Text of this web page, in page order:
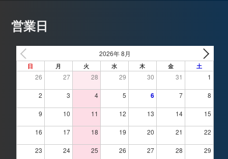
営業日
2026年 8月
日 月 火 水 木 金 土
26 27 28 29 30 31 1
2 3 4 5 6 7 8
9 10 11 12 13 14 15
16 17 18 19 20 21 22
23 24 25 26 27 28 29